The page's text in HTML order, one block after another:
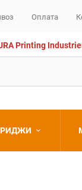
Оплата
Printing